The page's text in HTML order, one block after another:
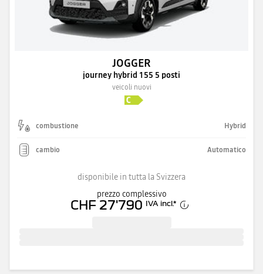
JOGGER
journey hybrid 155 5 posti
veicoli nuovi
combustione Hybrid
cambio Automatico
disponibile in tutta la Svizzera
prezzo complessivo
CHF 27'790 IVA incl.*